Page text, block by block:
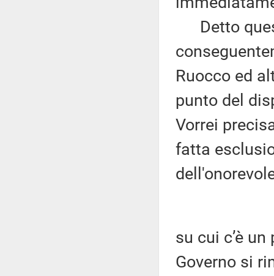
Detto
Ruocco ed
punto del
Vorrei
fatta
su cui c’è
Governo si